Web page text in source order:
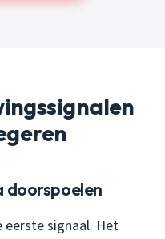
doorspoelen
eerste signaal. Het